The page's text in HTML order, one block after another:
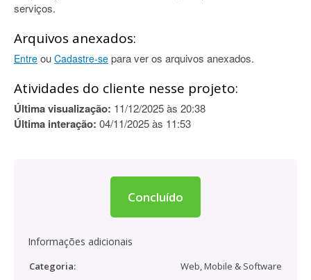
serviços.
Arquivos anexados:
Entre ou Cadastre-se para ver os arquivos anexados.
Atividades do cliente nesse projeto:
Última visualização: 11/12/2025 às 20:38
Última interação: 04/11/2025 às 11:53
Concluído
Informações adicionais
Categoria:
Web, Mobile & Software